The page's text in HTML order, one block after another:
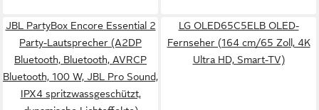
JBL PartyBox Encore Essential 2
Party-Lautsprecher (A2DP
Bluetooth, Bluetooth, AVRCP
Bluetooth, 100 W, JBL Pro Sound,
IPX4 spritzwassgeschützt,
LG OLED65C5ELB OLED-
Fernseher (164 cm/65 Zoll, 4K
Ultra HD, Smart-TV)